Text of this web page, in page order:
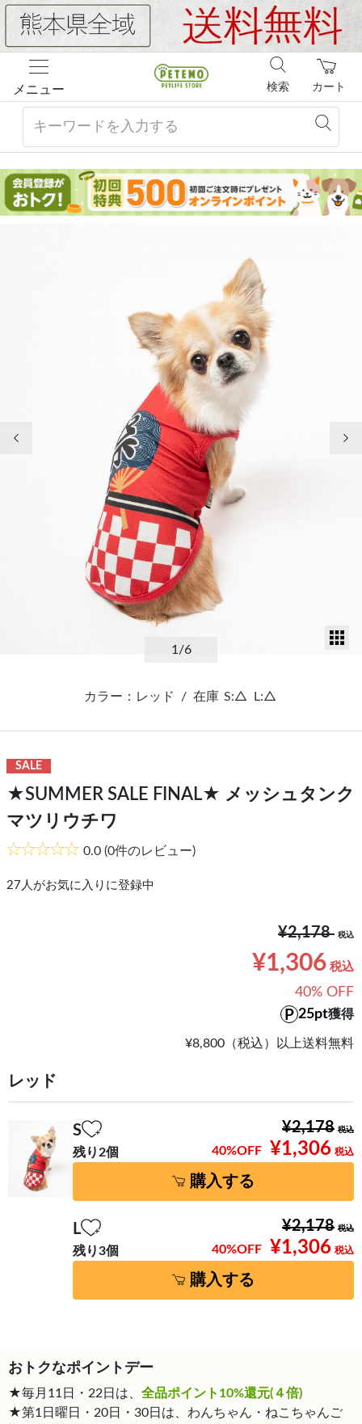
メニュー カート
検索
1/6
カラー：レッド / 在庫 S:△ L:△
SALE
★SUMMER SALE FINAL★ メッシュタンク
マツリウチワ
0.0 (0件のレビュー)
27 人がお気に入りに登録中
¥2,178
¥1,306
40% OFF
25pt獲得
¥8,800（税込）以上送料無料
レッド
S
残り2個
¥2,178
¥1,306
40%OFF
購入する
L
残り3個
¥2,178
¥1,306
40%OFF
購入する
おトクなポイントデー
★毎月11日・22日は、 全品ポイント10%還元(４倍)
★第1日曜日・20日・30日は、わんちゃん・ねこちゃんご